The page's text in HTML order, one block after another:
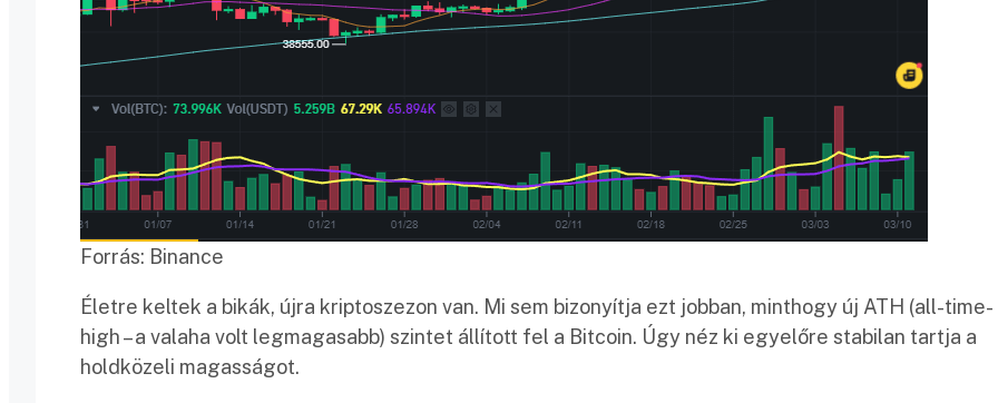
Forrás: Binance
Életre keltek a bikák, újra kriptoszezon van. Mi sem bizonyítja ezt jobban, minthogy új ATH (all-time-
high – a valaha volt legmagasabb) szintet állított fel a Bitcoin. Úgy néz ki egyelőre stabilan tartja a
holdközeli magasságot.